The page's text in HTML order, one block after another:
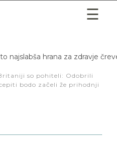
najslabša hrana za zdravje
so pohiteli: Odobrili
bodo začeli že prihodnji